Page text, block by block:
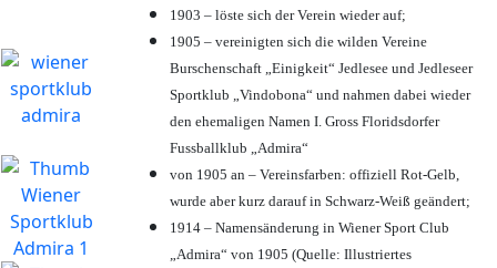
1903 – löste sich der Verein wieder auf;
1905 – vereinigten sich die wilden Vereine
Burschenschaft „Einigkeit“ Jedlesee und Jedleseer
Sportklub „Vindobona“ und nahmen dabei wieder
den ehemaligen Namen I. Gross Floridsdorfer
Fussballklub „Admira“
von 1905 an – Vereinsfarben: offiziell Rot-Gelb,
wurde aber kurz darauf in Schwarz-Weiß geändert;
1914 – Namensänderung in Wiener Sport Club
„Admira“ von 1905 (Quelle: Illustriertes